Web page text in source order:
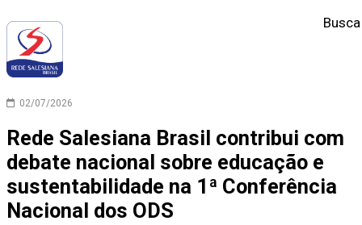
Busca
02/07/2026
Rede Salesiana Brasil contribui com
debate nacional sobre educação e
sustentabilidade na 1ª Conferência
Nacional dos ODS